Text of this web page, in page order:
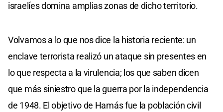
israelíes domina amplias zonas de dicho territorio.
Volvamos a lo que nos dice la historia reciente: un
enclave terrorista realizó un ataque sin presentes en
lo que respecta a la virulencia; los que saben dicen
que más siniestro que la guerra por la independencia
de 1948. El objetivo de Hamás fue la población civil